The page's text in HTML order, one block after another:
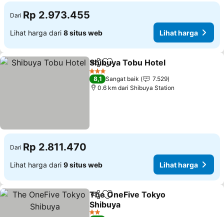
Dari Rp 2.973.455
Lihat harga dari 8 situs web Lihat harga
BagikanTambahkan ke favorit
Shibuya Tobu Hotel
3 Bintang
8,1 Sangat baik
7.529
0.6 km dari Shibuya Station
Dari Rp 2.811.470
Lihat harga dari 9 situs web Lihat harga
BagikanTambahkan ke favorit
The OneFive Tokyo
Shibuya
2 Bintang